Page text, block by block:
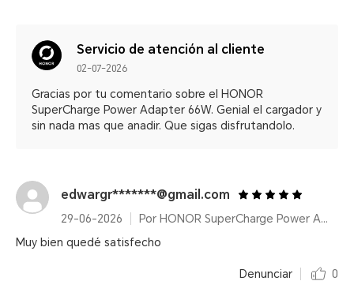
Servicio de atención al cliente
02-07-2026
Gracias por tu comentario sobre el HONOR
SuperCharge Power Adapter 66W. Genial el cargador y
sin nada mas que anadir. Que sigas disfrutandolo.
edwargr*******@gmail.com
29-06-2026
Por HONOR SuperCharge Power Adapter (Max 66W) White
Muy bien quedé satisfecho
Denunciar 0